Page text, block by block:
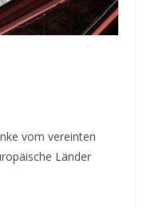
vom vereinten
Länder